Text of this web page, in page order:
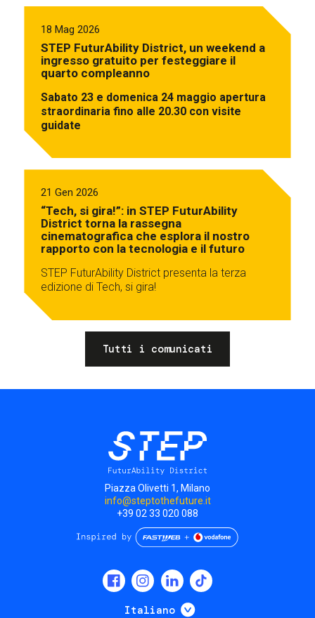
18 Mag 2026
STEP FuturAbility District, un weekend a
ingresso gratuito per festeggiare il
quarto compleanno
Sabato 23 e domenica 24 maggio apertura
straordinaria fino alle 20.30 con visite
guidate
21 Gen 2026
“Tech, si gira!”: in STEP FuturAbility
District torna la rassegna
cinematografica che esplora il nostro
rapporto con la tecnologia e il futuro
STEP FuturAbility District presenta la terza
edizione di Tech, si gira!
Tutti i comunicati
Piazza Olivetti 1, Milano
info@steptothefuture.it
+39 02 33 020 088
Italiano Mostra ulteriori